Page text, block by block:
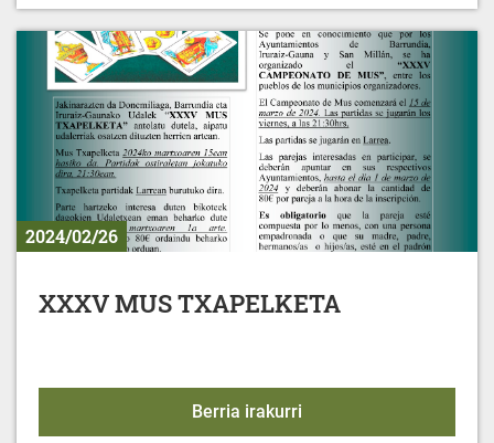
2024/02/26
XXXV MUS TXAPELKETA
Berria irakurri